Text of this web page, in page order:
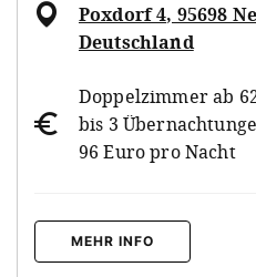
Poxdorf 4, 95698
Deutschland
Doppelzimmer ab
bis 3
96 Euro pro Nacht
MEHR INFO